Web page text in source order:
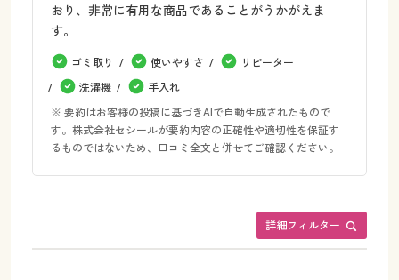
おり、非常に有用な商品であることがうかがえま
す。
ゴミ取り 使いやすさ
リピーター
洗濯機
手入れ
※ 要約はお客様の投稿に基づきAIで自動生成されたもので
す。株式会社セシールが要約内容の正確性や適切性を保証す
るものではないため、口コミ全文と併せてご確認ください。
詳細フィルター